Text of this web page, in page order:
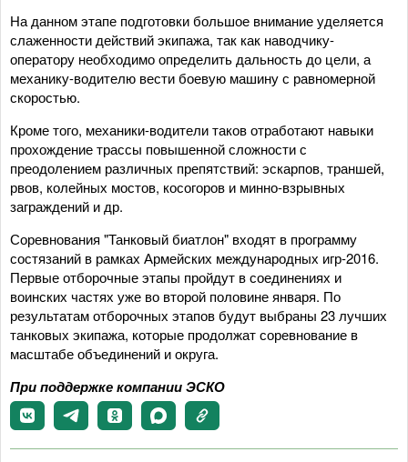
На данном этапе подготовки большое внимание уделяется
слаженности действий экипажа, так как наводчику-
оператору необходимо определить дальность до цели, а
механику-водителю вести боевую машину с равномерной
скоростью.
Кроме того, механики-водители таков отработают навыки
прохождение трассы повышенной сложности с
преодолением различных препятствий: эскарпов, траншей,
рвов, колейных мостов, косогоров и минно-взрывных
заграждений и др.
Соревнования "Танковый биатлон" входят в программу
состязаний в рамках Армейских международных игр-2016.
Первые отборочные этапы пройдут в соединениях и
воинских частях уже во второй половине января. По
результатам отборочных этапов будут выбраны 23 лучших
танковых экипажа, которые продолжат соревнование в
масштабе объединений и округа.
При поддержке компании ЭСКО